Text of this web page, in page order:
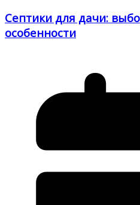
Септики для дачи:
особенности